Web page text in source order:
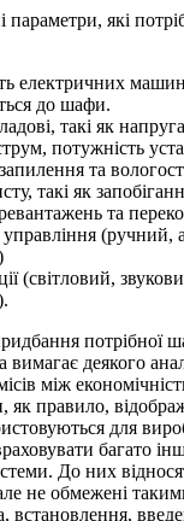
параметри, які
електричних
до шафи.
такі як
потужність
та
такі як
та
(ручний,
(світловий,
потрібної
деякого
між
як правило,
для
багато
До них
не обмежені
встановлення,